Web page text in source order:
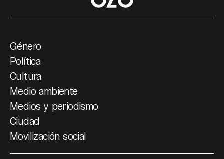
Género
Política
Cultura
Medio ambiente
Medios y periodismo
Ciudad
Movilización social